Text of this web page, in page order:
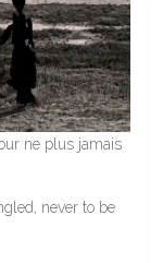
ne plus jamais
never to be